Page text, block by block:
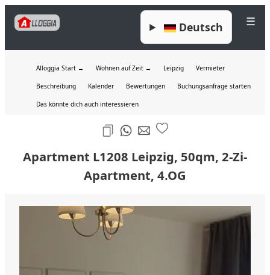
☰
Deutsch
Alloggia Start → Wohnen auf Zeit → Leipzig Vermieter
Beschreibung Kalender Bewertungen Buchungsanfrage starten
Das könnte dich auch interessieren
Apartment L1208 Leipzig, 50qm, 2-Zi-
Apartment, 4.OG